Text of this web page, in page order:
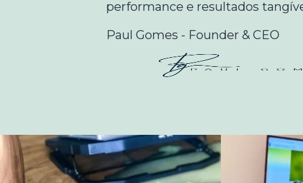
performance e resultados
Paul Gomes - Founder & CEO